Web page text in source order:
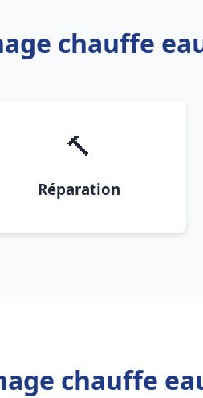
chauffe
🔨
Réparation
chauffe